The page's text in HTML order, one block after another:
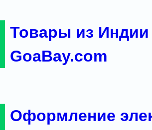
Товары из
GoaBay.com
Оформление